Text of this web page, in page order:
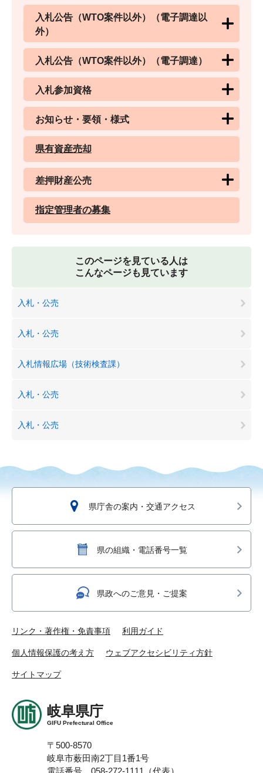
入札公告（WTO案件以外）（電子調達以
外）
入札公告（WTO案件以外）（電子調達）
入札参加資格
お知らせ・要領・様式
県有資産売却
差押財産公売
指定管理者の募集
このページを見ている人は
こんなページも見ています
入札・公売
入札・公売
入札情報広場（技術検査課）
入札・公売
入札・公売
県庁舎の案内・交通アクセス
県の組織・電話番号一覧
県政へのご意見・ご提案
リンク・著作権・免責事項 利用ガイド
個人情報保護の考え方 ウェブアクセシビリティ方針
サイトマップ
岐阜県庁
GIFU Prefectural Office
〒500-8570
岐阜市薮田南2丁目1番1号
電話番号 058-272-1111（代表）